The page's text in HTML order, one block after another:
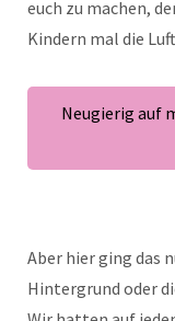
euch zu machen,
Kindern mal die
Neugierig auf
Aber hier ging das
Hintergrund oder